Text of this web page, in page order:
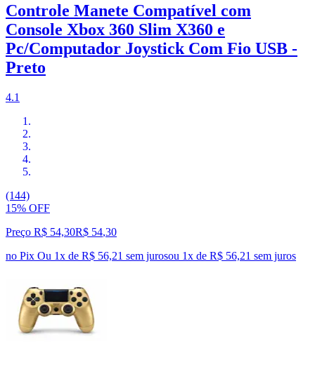
Controle Manete Compatível com
Console Xbox 360 Slim X360 e
Pc/Computador Joystick Com Fio USB -
Preto
4.1
(144)
15% OFF
Preço R$ 54,30R$ 54,30
no Pix Ou 1x de R$ 56,21 sem jurosou 1x de R$ 56,21 sem juros